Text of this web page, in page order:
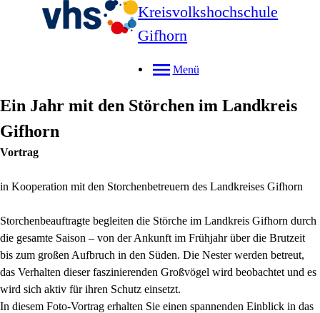
Kreisvolkshochschule
Gifhorn
Menü
Ein Jahr mit den Störchen im Landkreis
Gifhorn
Vortrag
in Kooperation mit den Storchenbetreuern des Landkreises Gifhorn
Storchenbeauftragte begleiten die Störche im Landkreis Gifhorn durch
die gesamte Saison – von der Ankunft im Frühjahr über die Brutzeit
bis zum großen Aufbruch in den Süden. Die Nester werden betreut,
das Verhalten dieser faszinierenden Großvögel wird beobachtet und es
wird sich aktiv für ihren Schutz einsetzt.
In diesem Foto-Vortrag erhalten Sie einen spannenden Einblick in das